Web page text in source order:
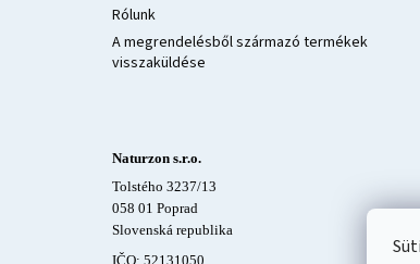
Rólunk
A megrendelésből származó termékek
visszaküldése
Naturzon s.r.o.
Tolstého 3237/13
058 01 Poprad
Slovenská republika
IČO: 52131050